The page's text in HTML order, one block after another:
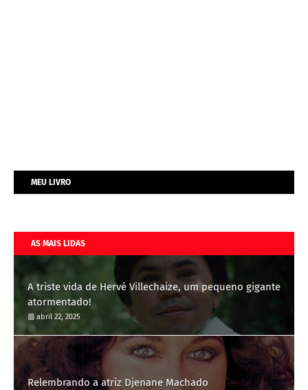
MEU LIVRO
AS MAIS LIDAS
A triste vida de Hervé Villechaize, um pequeno gigante
atormentado!
abril 22, 2025
Relembrando a atriz Djenane Machado